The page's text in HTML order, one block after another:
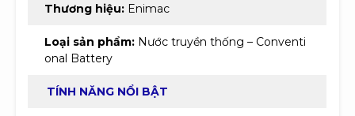
Thương hiệu: Enimac
Loại sản phẩm: Nước truyền thống – Conventi
onal Battery
TÍNH NĂNG NỔI BẬT